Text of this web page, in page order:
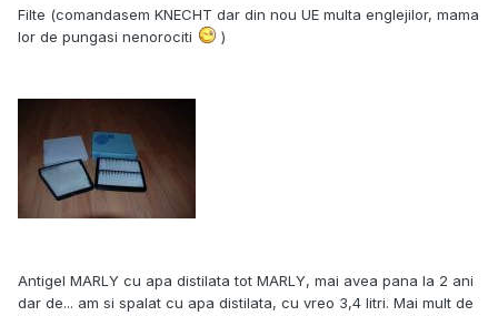
Filte (comandasem KNECHT dar din nou UE multa englejilor, mama
lor de pungasi nenorociti
)
Antigel MARLY cu apa distilata tot MARLY, mai avea pana la 2 ani
dar de... am si spalat cu apa distilata, cu vreo 3,4 litri. Mai mult de